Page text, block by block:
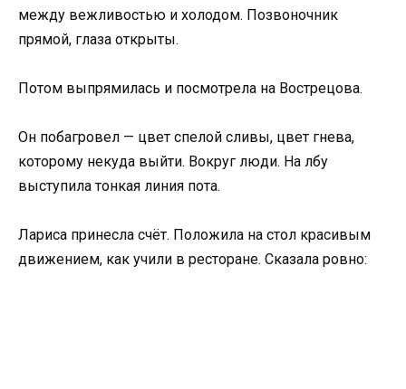
между вежливостью и холодом. Позвоночник
прямой, глаза открыты.
Потом выпрямилась и посмотрела на Вострецова.
Он побагровел — цвет спелой сливы, цвет гнева,
которому некуда выйти. Вокруг люди. На лбу
выступила тонкая линия пота.
Лариса принесла счёт. Положила на стол красивым
движением, как учили в ресторане. Сказала ровно: